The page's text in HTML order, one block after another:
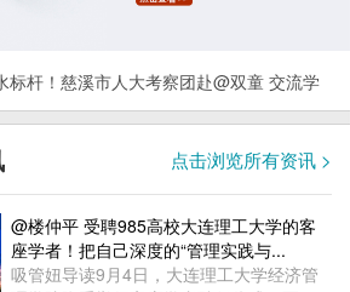
标杆！慈溪市人大考察团赴@双童 交流学
利用与绿色发展实践！
点击浏览所有资讯 >
@楼仲平 受聘985高校大连理工大学的客
座学者！把自己深度的“管理实践与...
吸管妞导读9月4日，大连理工大学经济管